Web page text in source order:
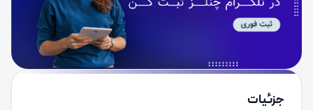
جزئیات